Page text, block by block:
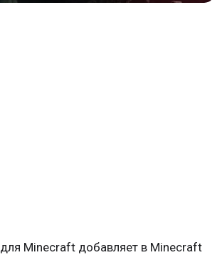
для Minecraft добавляет в Minecraft